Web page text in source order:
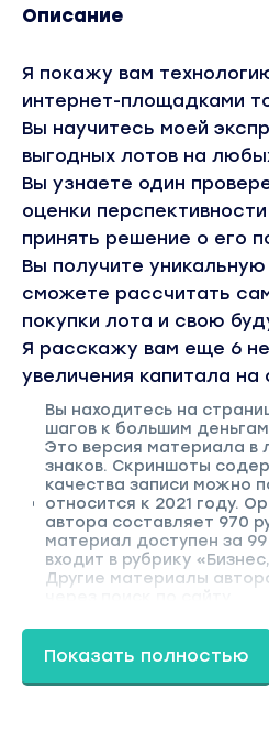
Описание
Я покажу вам
интернет-площадками
Вы научитесь моей
выгодных лотов на
Вы узнаете один
оценки
принять решение о его
Вы получите
сможете рассчитать
покупки лота и свою
Я расскажу вам еще 6
увеличения капитала
Вы находитесь на
шагов к большим
Это версия материала в
знаков. Скриншоты
качества записи можно
относится к 2021 году.
автора составляет 970
материал доступен за
входит в рубрику
Другие материалы
Показать полностью